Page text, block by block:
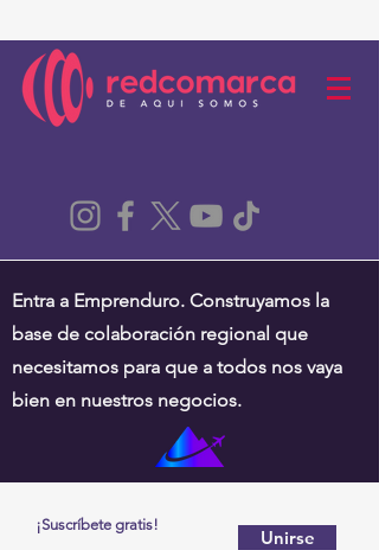
Entra a Emprenduro. Construyamos la
base de colaboración regional que
necesitamos para que a todos nos vaya
bien en nuestros negocios.
¡Suscríbete gratis!
Unirse